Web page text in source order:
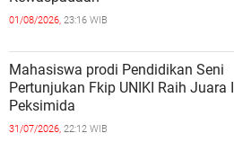
01/08/2026, 23:16 WIB
Mahasiswa prodi Pendidikan Seni
Pertunjukan Fkip UNIKI Raih Juara III
Peksimida
31/07/2026, 22:12 WIB